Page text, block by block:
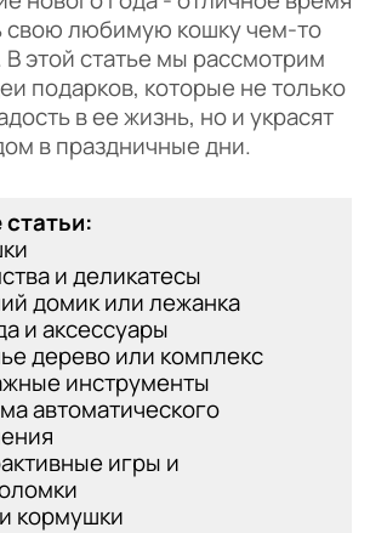
свою любимую кошку чем-то
этой статье мы рассмотрим
подарков, которые не только
в ее жизнь, но и украсят
в праздничные дни.
и деликатесы
домик или лежанка
и аксессуары
дерево или комплекс
инструменты
автоматического
игры и
кормушки